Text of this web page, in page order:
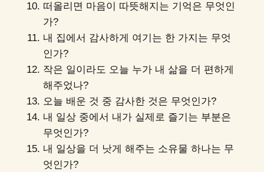
떠올리면 마음이 따뜻해지는 기억은 무엇인
가?
내 집에서 감사하게 여기는 한 가지는 무엇
인가?
작은 일이라도 오늘 누가 내 삶을 더 편하게
해주었나?
오늘 배운 것 중 감사한 것은 무엇인가?
내 일상 중에서 내가 실제로 즐기는 부분은
무엇인가?
내 일상을 더 낫게 해주는 소유물 하나는 무
엇인가?